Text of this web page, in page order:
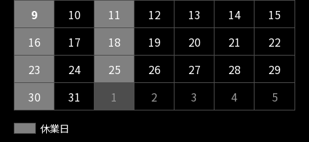
9
10 11 12 13 14
15
16
17 18 19 20 21
22
23
24 25 26 27 28
29
30
31 1 2 3 4 5
休業日